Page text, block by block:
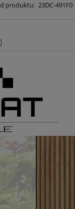
produktu: 23DC-491F0